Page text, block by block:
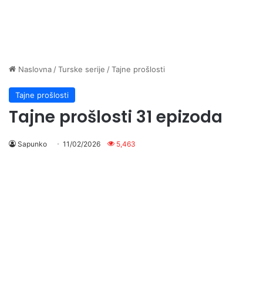
Naslovna /Turske serije /Tajne prošlosti
Tajne prošlosti
Tajne prošlosti 31 epizoda
Sapunko 11/02/2026 5,463